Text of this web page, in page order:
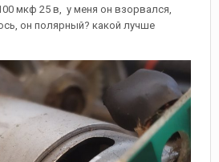
мкф 25 в, у меня он взорвался,
он полярный? какой лучше